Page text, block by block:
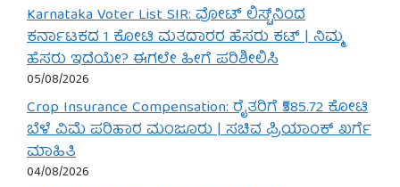
Karnataka Voter List SIR: ವೋಟ್ ಲಿಸ್ಟ್‌ನಿಂದ
ಕರ್ನಾಟಕದ 1 ಕೋಟಿ ಮತದಾರರ ಹೆಸರು ಕಟ್ | ನಿಮ್ಮ
ಹೆಸರು ಇದೆಯೇ? ಈಗಲೇ ಹೀಗೆ ಪರಿಶೀಲಿಸಿ
05/08/2026
Crop Insurance Compensation: ರೈತರಿಗೆ ₹585.72 ಕೋಟಿ
ಬೆಳೆ ವಿಮೆ ಪರಿಹಾರ ಮಂಜೂರು | ಸಚಿವ ಪ್ರಿಯಾಂಕ್ ಖರ್ಗೆ
ಮಾಹಿತಿ
04/08/2026